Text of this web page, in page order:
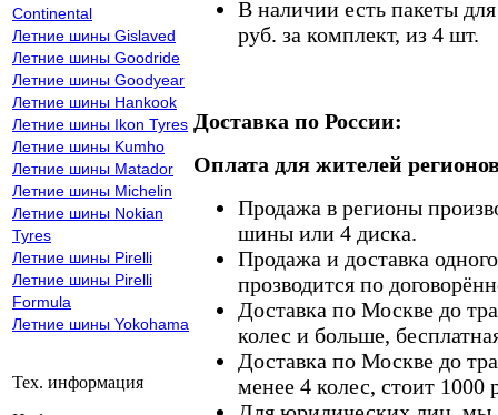
Continental
Летние шины Gislaved
Летние шины Goodride
Летние шины Goodyear
Летние шины Hankook
Летние шины Ikon Tyres
Летние шины Kumho
Летние шины Matador
Летние шины Michelin
Летние шины Nokian
Tyres
Летние шины Pirelli
Летние шины Pirelli
Formula
Летние шины Yokohama
Тех. информация
В наличии есть пакеты
руб. за комплект, из 4 шт.
Доставка по России:
Оплата для жителей
Продажа в регионы
шины или 4 диска.
Продажа и доставка
прозводится по
Доставка по Москве до
колес и больше,
Доставка по Москве до
менее 4 колес, стоит 1000